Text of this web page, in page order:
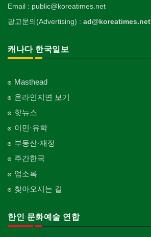
Email : public@koreatimes.net
광고문의(Advertising) : ad@koreatimes.net
캐나다 한국일보
Masthead
온라인지면 보기
핫뉴스
이민·유학
부동산·재정
주간한국
업소록
찾아오시는 길
한인 문화예술 연합